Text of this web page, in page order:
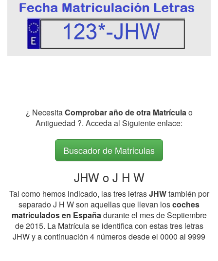
¿ NecesitaComprobar año de otra Matrículao
Antiguedad ?. Acceda al Siguiente enlace:
Buscador de Matriculas
JHW o J H W
Tal como hemos indicado, las tres letrasJHWtambién por
separado J H W son aquellas que llevan loscoches
matriculados en Españadurante el mes de Septiembre
de 2015. La Matrícula se identifica con estas tres letras
JHW y a continuación 4 números desde el 0000 al 9999